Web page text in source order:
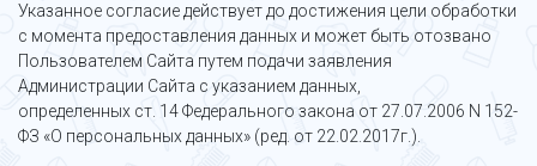
Указанное согласие действует до достижения цели обработки
с момента предоставления данных и может быть отозвано
Пользователем Сайта путем подачи заявления
Администрации Сайта с указанием данных,
определенных ст. 14 Федерального закона от 27.07.2006 N 152-
ФЗ «О персональных данных» (ред. от 22.02.2017г.).